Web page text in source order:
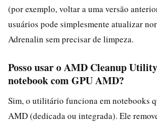
(por exemplo, voltar a uma versão
usuários pode simplesmente atualizar
Adrenalin sem precisar de limpeza.
Posso usar o AMD Cleanup
notebook com GPU AMD?
Sim, o utilitário funciona em notebooks
AMD (dedicada ou integrada). Ele